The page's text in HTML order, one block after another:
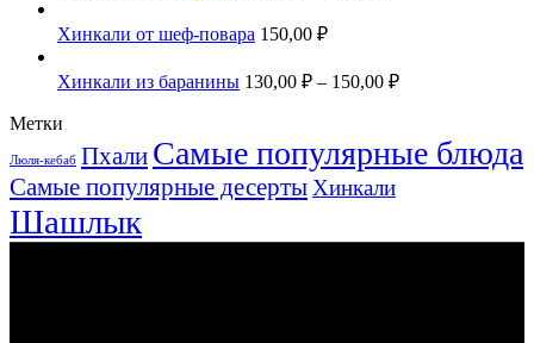
Хинкали от шеф-повара 150,00 ₽
Хинкали из баранины 130,00 ₽ – 150,00 ₽
Метки
Люля-кебаб Пхали Самые популярные блюда
Самые популярные десерты Хинкали
Шашлык